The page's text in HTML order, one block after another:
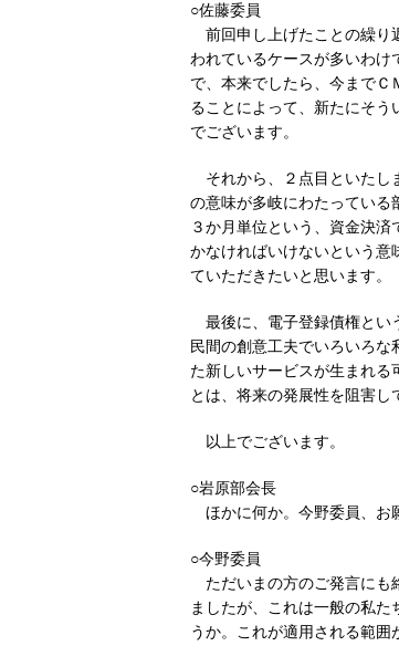
○佐藤委員
前回申し上げたことの繰り
われているケースが多いわ
で、本来でしたら、今まで
ることによって、新たにそう
でございます。
それから、２点目といたし
の意味が多岐にわたっている
３か月単位という、資金決
かなければいけないという意
ていただきたいと思います。
最後に、電子登録債権とい
民間の創意工夫でいろいろ
た新しいサービスが生まれる
とは、将来の発展性を阻害し
以上でございます。
○岩原部会長
ほかに何か。今野委員、お
○今野委員
ただいまの方のご発言にも
ましたが、これは一般の私
うか。これが適用される範